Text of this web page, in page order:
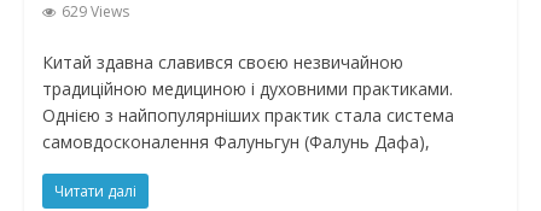
629 Views
Китай здавна славився своєю незвичайною
традиційною медициною і духовними практиками.
Однією з найпопулярніших практик стала система
самовдосконалення Фалуньгун (Фалунь Дафа),
Читати далі